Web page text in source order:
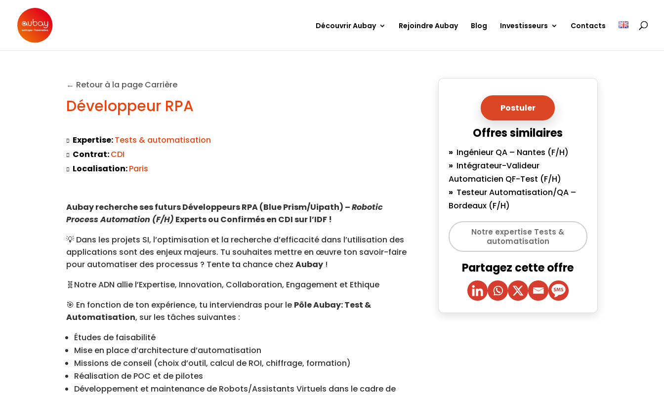
Découvrir Aubay Rejoindre Aubay Blog Investisseurs Contacts
← Retour à la page Carrière
Développeur RPA
Expertise:Tests & automatisation
Contrat:CDI
Localisation:Paris
Aubay recherche ses futurs Développeurs RPA (Blue Prism/Uipath) –Robotic
Process Automation (F/H) Experts ou Confirmés en CDI sur l’IDF !
💡 Dans les projets SI, l’optimisation et la recherche d’efficacité dans l’utilisation des
applications sont des enjeux majeurs. Tu souhaites mettre en œuvre ton savoir-faire
pour automatiser des processus ? Tente ta chance chezAubay !
🧬Notre ADN allie l’Expertise, Innovation, Collaboration, Engagement et Ethique
🎯 En fonction de ton expérience, tu interviendras pour le Pôle Aubay: Test &
Automatisation, sur les tâches suivantes :
Études de faisabilité
Mise en place d’architecture d’automatisation
Missions de conseil (choix d’outil, calcul de ROI, chiffrage, formation)
Réalisation de POC et de pilotes
Développement et maintenance de Robots/Assistants Virtuels dans le cadre de
Postuler
Offres similaires
Ingénieur QA – Nantes (F/H)
Intégrateur-Valideur
Automaticien QF-Test (F/H)
Testeur Automatisation/QA –
Bordeaux (F/H)
Notre expertise Tests &
automatisation
Partagez cette offre